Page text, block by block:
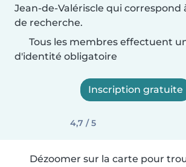
Jean-de-Valériscle qui correspond
de recherche.
Tous les membres effectuent
d'identité obligatoire
Inscription gratuite
4,7 / 5
Dézoomer sur la carte pour